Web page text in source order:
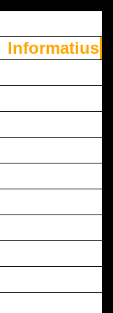
Informatius